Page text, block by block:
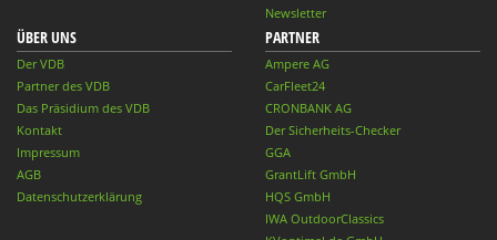
Newsletter
ÜBER UNS
Der VDB
Partner des VDB
Das Präsidium des VDB
Kontakt
Impressum
AGB
Datenschutzerklärung
PARTNER
Ampere AG
CarFleet24
CRONBANK AG
Der Sicherheits-Checker
GGA
GrantLift GmbH
HQS GmbH
IWA OutdoorClassics